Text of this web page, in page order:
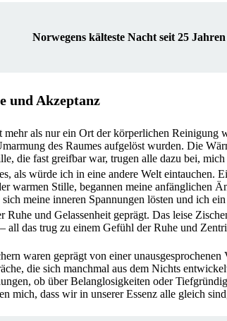
Norwegens kälteste Nacht seit 25 Jahren
und Akzeptanz
als nur ein Ort der körperlichen Reinigung
des Raumes aufgelöst wurden. Die
die fast greifbar war, trugen alle dazu bei,
als würde ich in eine andere Welt
warmen Stille, begannen meine anfänglichen
meine inneren Spannungen lösten und ich
und Gelassenheit geprägt. Das leise
all das trug zu einem Gefühl der Ruhe und
waren geprägt von einer
die sich manchmal aus dem Nichts
ob über Belanglosigkeiten oder
mich, dass wir in unserer Essenz alle gleich